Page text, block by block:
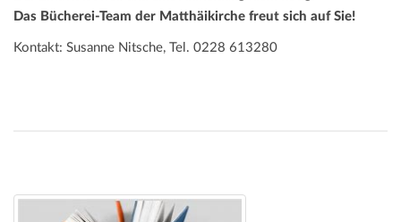
Das Bücherei-Team der Matthäikirche freut sich auf Sie!
Kontakt: Susanne Nitsche, Tel. 0228 613280